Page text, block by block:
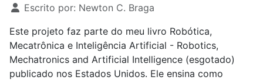
Escrito por: Newton C. Braga
Este projeto faz parte do meu livro Robótica,
Mecatrônica e Inteligência Artificial - Robotics,
Mechatronics and Artificial Intelligence (esgotado)
publicado nos Estados Unidos. Ele ensina como